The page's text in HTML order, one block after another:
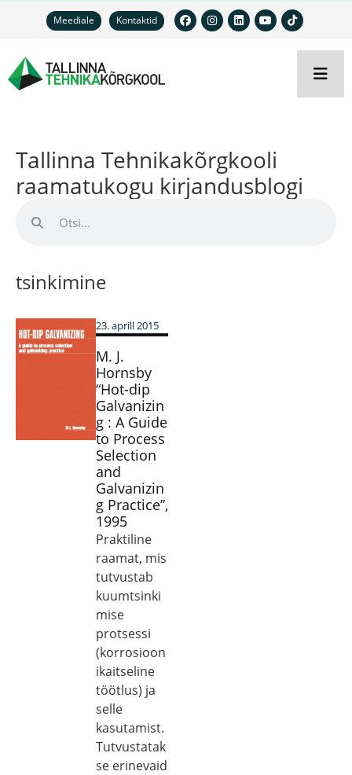
Meediale Kontaktid
Tallinna Tehnikakõrgkooli
raamatukogu kirjandusblogi
tsinkimine
23. aprill 2015
M. J.
Hornsby
“Hot-dip
Galvanizin
g : A Guide
to Process
Selection
and
Galvanizin
g Practice”,
1995
Praktiline
raamat, mis
tutvustab
kuumtsinki
mise
protsessi
(korrosioon
ikaitseline
töötlus) ja
selle
kasutamist.
Tutvustatak
se erinevaid